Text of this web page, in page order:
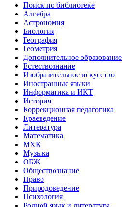
Поиск по библиотеке
Алгебра
Астрономия
Биология
География
Геометрия
Дополнительное образование
Естествознание
Изобразительное искусство
Иностранные языки
Информатика и ИКТ
История
Коррекционная педагогика
Краеведение
Литература
Математика
МХК
Музыка
ОБЖ
Обществознание
Право
Природоведение
Психология
Родной язык и литература